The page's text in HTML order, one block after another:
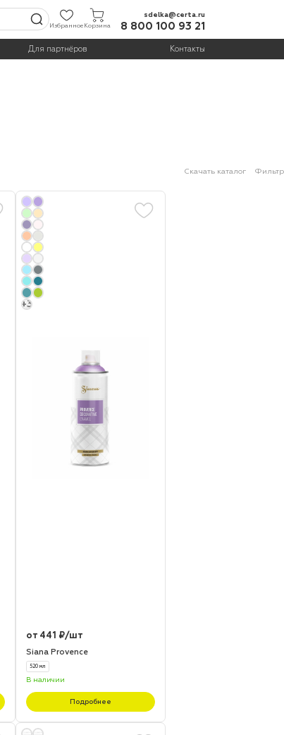
ИзбранноеКорзина
sdelka@certa.ru
8 800 100 93 21
Для партнёров Контакты
Скачать каталог Фильтр
+3
от 441 ₽/шт
Siana Provence
520 мл
В наличии
Подробнее